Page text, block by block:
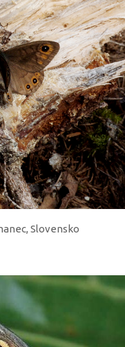
Slovensko